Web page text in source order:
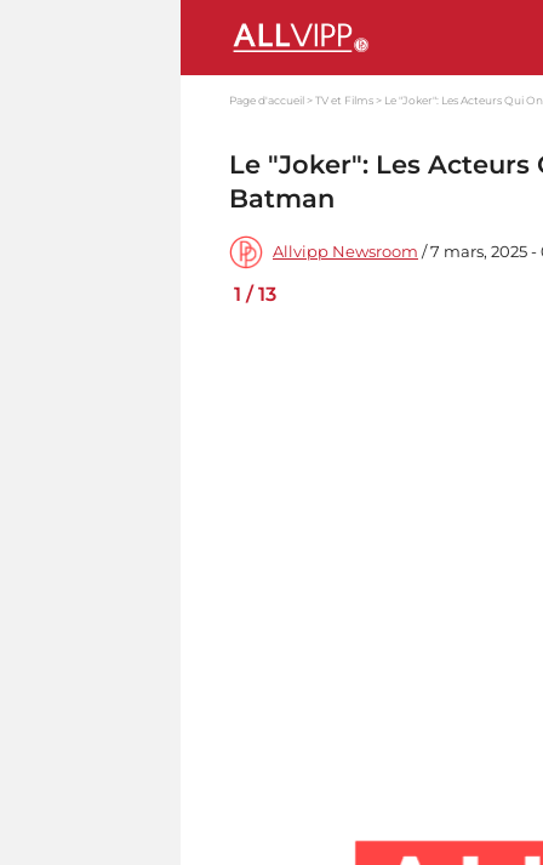
Page d'accueil TV et Films Le "Joker": Les Acteurs Qui
Le "Joker": Les
Batman
Allvipp Newsroom / 7 mars, 2025 -
1 /13